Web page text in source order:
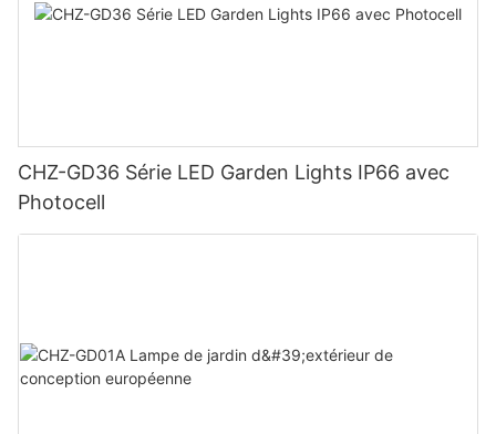
CHZ-GD36 Série LED Garden Lights IP66 avec
Photocell